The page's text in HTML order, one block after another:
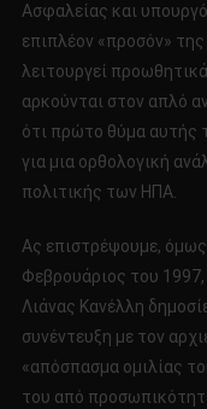
Ασφαλείας και
επιπλέον «προσόν»
λειτουργεί
αρκούνται στον απλό
ότι πρώτο θύμα αυτής
για μια ορθολογική
πολιτικής των ΗΠΑ.
Ας επιστρέψουμε,
Φεβρουάριος του 1997,
Λιάνας Κανέλλη
συνέντευξη με τον
«απόσπασμα ομιλίας
του από